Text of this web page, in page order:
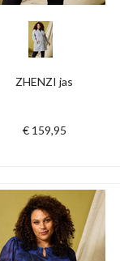
ZHENZI jas
€ 159,95